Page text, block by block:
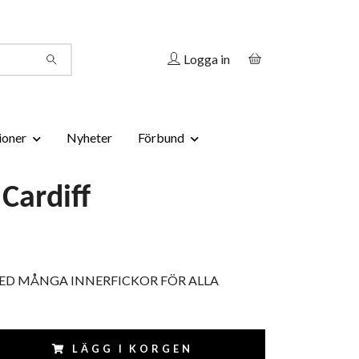
Logga in
Nyheter Förbund
MÅNGA INNERFICKOR FÖR ALLA
LÄGG I KORGEN